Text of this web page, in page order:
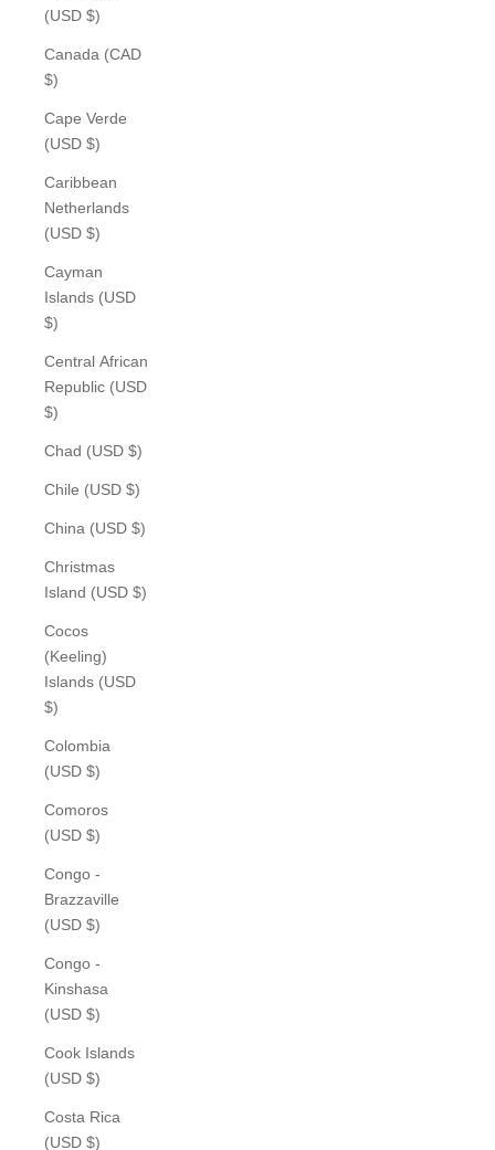
(USD $)
Canada (CAD
$)
Cape Verde
(USD $)
Caribbean
Netherlands
(USD $)
Cayman
Islands (USD
$)
Central African
Republic (USD
$)
Chad (USD $)
Chile (USD $)
China (USD $)
Christmas
Island (USD $)
Cocos
(Keeling)
Islands (USD
$)
Colombia
(USD $)
Comoros
(USD $)
Congo -
Brazzaville
(USD $)
Congo -
Kinshasa
(USD $)
Cook Islands
(USD $)
Costa Rica
(USD $)